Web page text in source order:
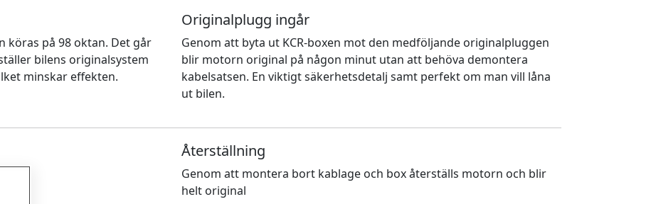
köras på 98 oktan. Det går
bilens originalsystem
minskar effekten.
Originalplugg ingår
Genom att byta ut KCR-boxen mot den medföljande originalpluggen
blir motorn original på någon minut utan att behöva demontera
kabelsatsen. En viktigt säkerhetsdetalj samt perfekt om man vill låna
ut bilen.
Återställning
Genom att montera bort kablage och box återställs motorn och blir
helt original